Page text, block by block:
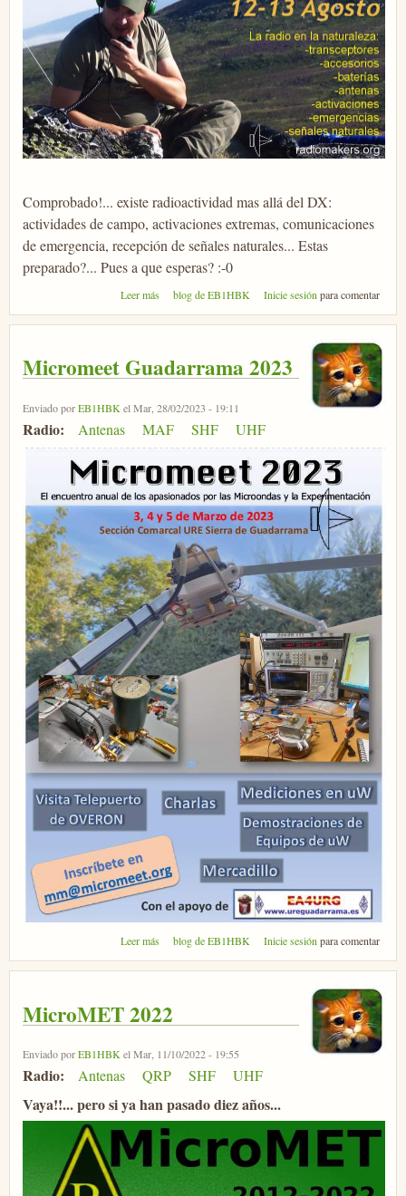
Comprobado!... existe radioactividad mas allá del DX:
actividades de campo, activaciones extremas, comunicaciones
de emergencia, recepción de señales naturales... Estas
preparado?... Pues a que esperas? :-0
Leer más sobre Jornadas Tácticas
blog de EB1HBK Inicie sesión para comentar
Micromeet Guadarrama 2023
Enviado porEB1HBK el Mar, 28/02/2023 - 19:11
Radio: Antenas MAF SHF UHF
Leer más sobre Micromeet Guadarrama 2023
blog de EB1HBK Inicie sesiónpara comentar
MicroMET 2022
Enviado porEB1HBK el Mar, 11/10/2022 - 19:55
Radio: Antenas QRP SHF UHF
Vaya!!... pero si ya han pasado diez años...